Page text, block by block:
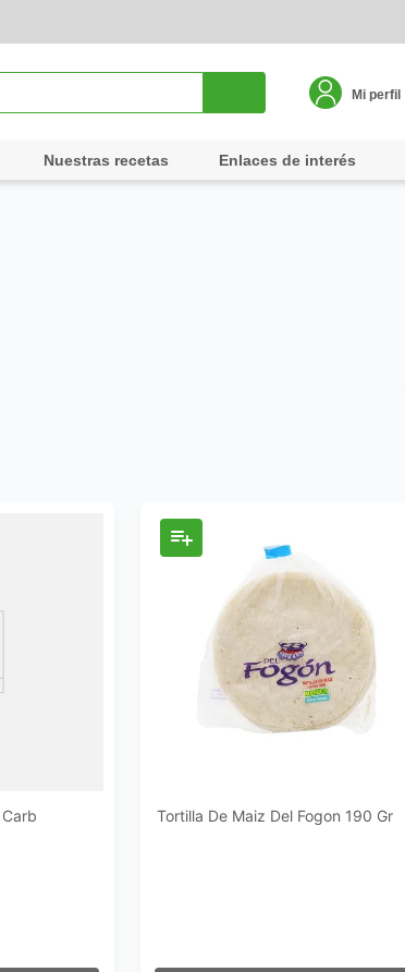
Mi perfil
Nuestras recetas Enlaces de interés
Tortilla De Maiz Del Fogon 190 Gr